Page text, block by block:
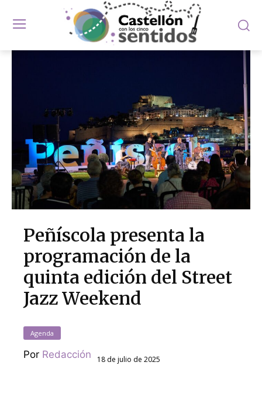
Peñíscola presenta la
programación de la
quinta edición del Street
Jazz Weekend
Agenda
Por Redacción 18 de julio de 2025